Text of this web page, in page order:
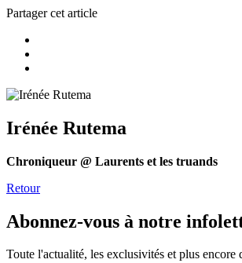
Partager cet article
Irénée Rutema
Chroniqueur @ Laurents et les truands
Retour
Abonnez-vous à notre
Toute l'actualité, les exclusivités et plus encore